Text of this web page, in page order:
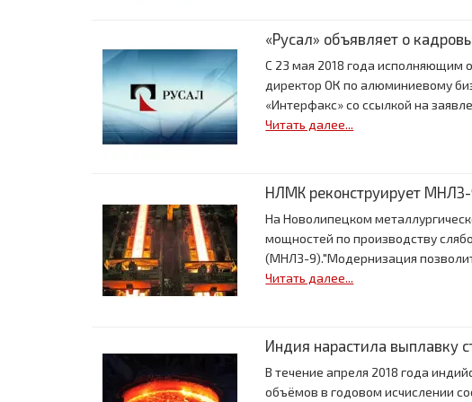
«Русал» объявляет о
С 23 мая 2018 года исполняющим
директор ОК по алюминиевому
«Интерфакс» со ссылкой на
Читать далее...
НЛМК реконструирует
На Новолипецком
мощностей по производству
(МНЛЗ-9)."Модернизация
Читать далее...
Индия нарастила выплавку
В течение апреля 2018 года
объёмов в годовом исчислении